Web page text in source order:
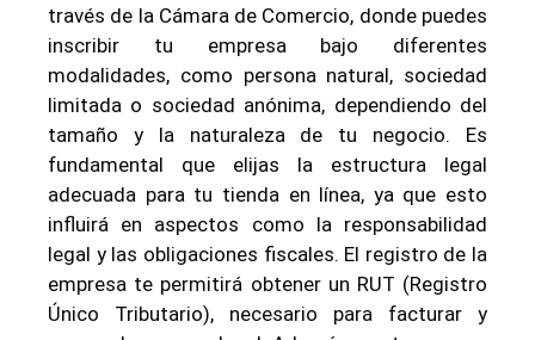
través de la Cámara de Comercio, donde puedes
inscribir tu empresa bajo diferentes
modalidades, como persona natural, sociedad
limitada o sociedad anónima, dependiendo del
tamaño y la naturaleza de tu negocio. Es
fundamental que elijas la estructura legal
adecuada para tu tienda en línea, ya que esto
influirá en aspectos como la responsabilidad
legal y las obligaciones fiscales. El registro de la
empresa te permitirá obtener un RUT (Registro
Único Tributario), necesario para facturar y